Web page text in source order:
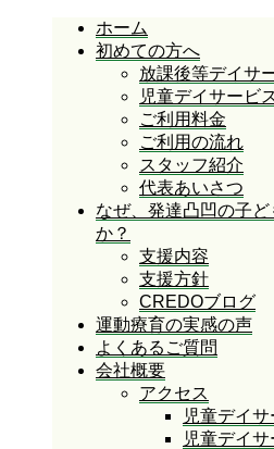
ホーム
初めての方へ
放課後等デイサ
児童デイサービ
ご利用料金
ご利用の流れ
スタッフ紹介
代表あいさつ
なぜ、発達凸凹の子
か？
支援内容
支援方針
CREDOブログ
運動療育の実感の声
よくあるご質問
会社概要
アクセス
児童デイ
児童デイ